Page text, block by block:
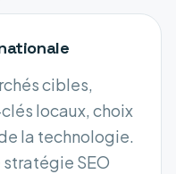
cibles,
locaux, choix
la technologie.
stratégie SEO